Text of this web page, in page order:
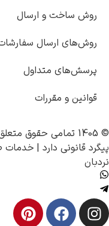
روش ساخت و ارسال
روش‌های ارسال
پرسش‌های متداول
قوانین و مقررات
© 1405 تمامی حقوق متعلق به
پیگرد قانونی دارد | خدمات
نردبان